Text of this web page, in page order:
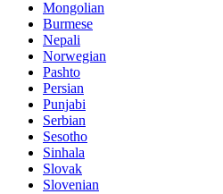
Mongolian
Burmese
Nepali
Norwegian
Pashto
Persian
Punjabi
Serbian
Sesotho
Sinhala
Slovak
Slovenian